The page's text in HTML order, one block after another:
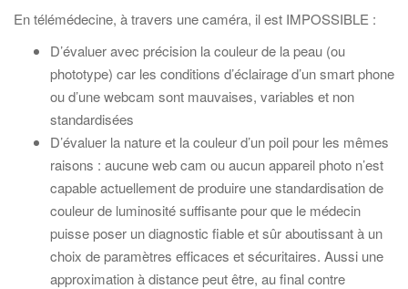
En télémédecine, à travers une caméra, il est IMPOSSIBLE :
D’évaluer avec précision la couleur de la peau (ou
phototype) car les conditions d’éclairage d’un smart phone
ou d’une webcam sont mauvaises, variables et non
standardisées
D’évaluer la nature et la couleur d’un poil pour les mêmes
raisons : aucune web cam ou aucun appareil photo n’est
capable actuellement de produire une standardisation de
couleur de luminosité suffisante pour que le médecin
puisse poser un diagnostic fiable et sûr aboutissant à un
choix de paramètres efficaces et sécuritaires. Aussi une
approximation à distance peut être, au final contre